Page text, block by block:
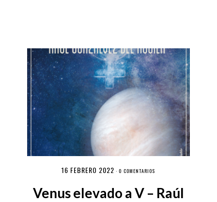
16 FEBRERO 2022 ·0 COMENTARIOS
Venus elevado a V – Raúl